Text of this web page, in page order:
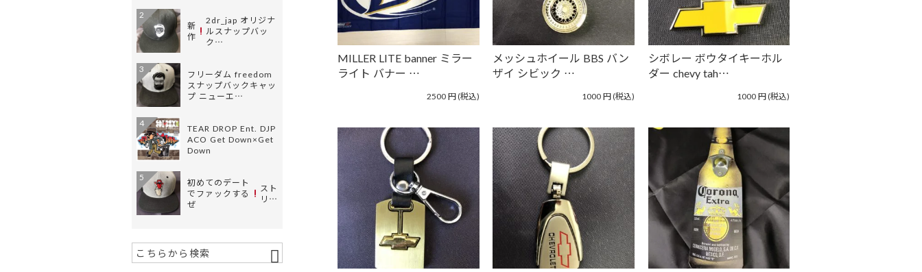
MILLER LITE banner ミラー
ライト バナー …
2500円(税込)
メッシュホイール BBS バン
ザイ シビック …
1000円(税込)
シボレー ボウタイキーホル
ダー chevy tah…
1000円(税込)
新
作
2dr_jap オリジナ
ルスナップバッ
ク…
2
フリーダム freedom
スナップバックキャッ
プ ニューエ…
3
TEAR DROP Ent. DJP
ACO Get Down×Get
Down
4
初めてのデート
でファックする
ぜ
スト
リ…
5